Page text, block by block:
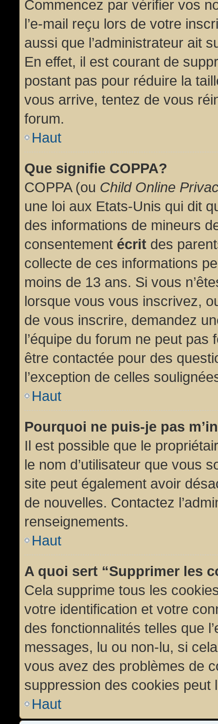
Commencez par vérifier vos
l’e-mail reçu lors de votre
aussi que l’administrateur ait
En effet, il est courant de
postant pas pour réduire la
vous arrive, tentez de vous
forum.
Haut
Que signifie COPPA?
COPPA (ou Child Online
une loi aux Etats-Unis qui dit
des informations de mineurs
consentement écrit des
collecte de ces informations
moins de 13 ans. Si vous
lorsque vous vous inscrivez,
de vous inscrire, demandez
l’équipe du forum ne peut
être contactée pour des
l’exception de celles
Haut
Pourquoi ne puis-je pas
Il est possible que le
le nom d’utilisateur que vous
site peut également avoir
de nouvelles. Contactez
renseignements.
Haut
A quoi sert “Supprimer les
Cela supprime tous les
votre identification et votre
des fonctionnalités telles que
messages, lu ou non-lu, si
vous avez des problèmes de
suppression des cookies peut
Haut